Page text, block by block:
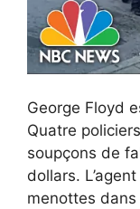
George Floyd
Quatre
soupçons de
dollars.
menottes dans